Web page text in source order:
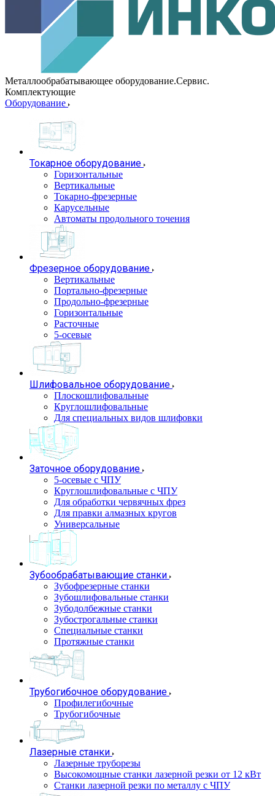
Металлообрабатывающее оборудование.Сервис.
Комплектующие
Оборудование
Токарное оборудование
Горизонтальные
Вертикальные
Токарно-фрезерные
Карусельные
Автоматы продольного точения
Фрезерное оборудование
Вертикальные
Портально-фрезерные
Продольно-фрезерные
Горизонтальные
Расточные
5-осевые
Шлифовальное оборудование
Плоскошлифовальные
Круглошлифовальные
Для специальных видов шлифовки
Заточное оборудование
5-осевые с ЧПУ
Круглошлифовальные с ЧПУ
Для обработки червячных фрез
Для правки алмазных кругов
Универсальные
Зубообрабатывающие станки
Зубофрезерные станки
Зубошлифовальные станки
Зубодолбежные станки
Зубострогальные станки
Специальные станки
Протяжные станки
Трубогибочное оборудование
Профилегибочные
Трубогибочные
Лазерные станки
Лазерные труборезы
Высокомощные станки лазерной резки от 12 кВт
Станки лазерной резки по металлу с ЧПУ